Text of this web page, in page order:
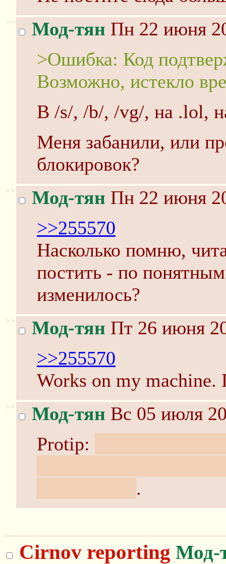
>> Мод-тян Пн 22 июня
>Ошибка: Код
Возможно, истекло
В /s/, /b/, /vg/, на .lol,
Меня забанили, или
блокировок?
>> Мод-тян Пн 22 июня
>>255570
Насколько помню,
постить - по
изменилось?
>> Мод-тян Пт 26 июня
>>255570
Works on my machine.
>> Мод-тян Вс 05 июля
Protip:
.
Cirnov reporting Мод-